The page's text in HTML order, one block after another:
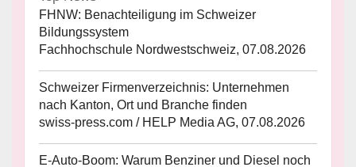
FHNW: Benachteiligung im Schweizer
Bildungssystem
Fachhochschule Nordwestschweiz, 07.08.2026
Schweizer Firmenverzeichnis: Unternehmen
nach Kanton, Ort und Branche finden
swiss-press.com / HELP Media AG, 07.08.2026
E-Auto-Boom: Warum Benziner und Diesel noch